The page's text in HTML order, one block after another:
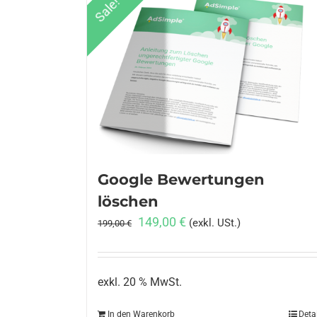
Sale!
Google Bewertungen
löschen
199,00€
Ursprünglicher
war:
199,00 €
149,00 €Aktueller
ist:
(exkl. USt.)
exkl. 20 % MwSt.
In den Warenkorb